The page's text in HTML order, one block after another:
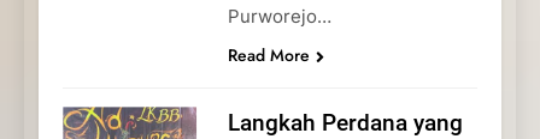
Purworejo…
Read More
Langkah Perdana yang